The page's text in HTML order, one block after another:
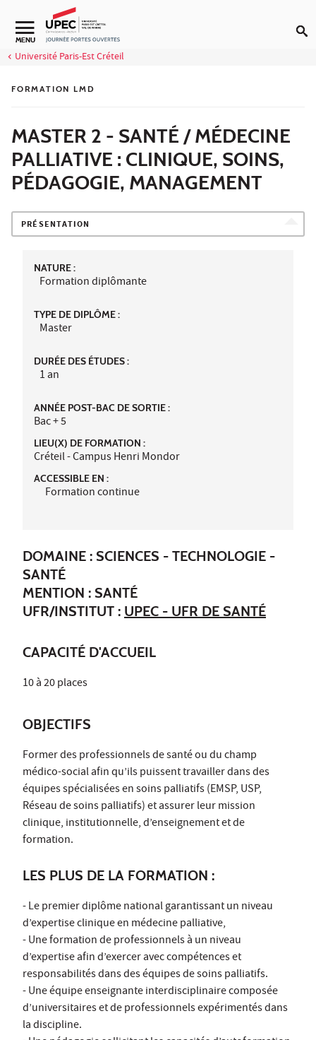
Aller au contenu
MENU
Université Paris-Est Créteil
FORMATION LMD
MASTER 2 - SANTÉ / MÉDECINE
PALLIATIVE : CLINIQUE, SOINS,
PÉDAGOGIE, MANAGEMENT
PRÉSENTATION
NATURE :
Formation diplômante
TYPE DE DIPLÔME :
Master
DURÉE DES ÉTUDES :
1 an
ANNÉE POST-BAC DE SORTIE :
Bac + 5
LIEU(X) DE FORMATION :
Créteil - Campus Henri Mondor
ACCESSIBLE EN :
Formation continue
DOMAINE : SCIENCES - TECHNOLOGIE -
SANTÉ
MENTION : SANTÉ
UFR/INSTITUT : UPEC - UFR DE SANTÉ
CAPACITÉ D'ACCUEIL
10 à 20 places
OBJECTIFS
Former des professionnels de santé ou du champ
médico-social afin qu’ils puissent travailler dans des
équipes spécialisées en soins palliatifs (EMSP, USP,
Réseau de soins palliatifs) et assurer leur mission
clinique, institutionnelle, d’enseignement et de
formation.
LES PLUS DE LA FORMATION :
- Le premier diplôme national garantissant un niveau
d’expertise clinique en médecine palliative,
- Une formation de professionnels à un niveau
d’expertise afin d’exercer avec compétences et
responsabilités dans des équipes de soins palliatifs.
- Une équipe enseignante interdisciplinaire composée
d’universitaires et de professionnels expérimentés dans
la discipline.